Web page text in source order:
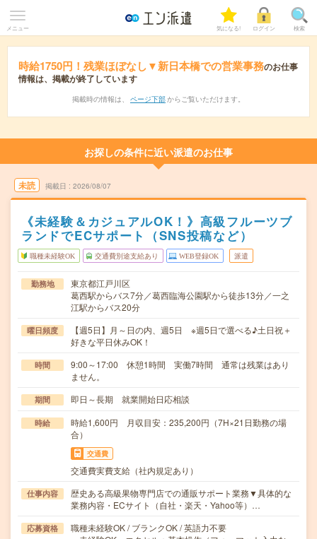
メニュー 気になる! ログイン 検索
時給1750円！残業ほぼなし▼新日本橋での営業事務のお仕事
情報は、掲載が終了しています
掲載時の情報は、 ページ下部 からご覧いただけます。
お探しの条件に近い派遣のお仕事
未読 掲載日 2026/08/07
《未経験＆カジュアルOK！》高級フルーツブ
ランドでECサポート（SNS投稿など）
職種未経験OK 交通費別途支給あり WEB登録OK 派遣
勤務地
東京都江戸川区
葛西駅からバス7分／葛西臨海公園駅から徒歩13分／一之
江駅からバス20分
曜日頻度
【週5日】月～日の内、週5日 ※週5日で選べる♪土日祝＋
好きな平日休みOK！
時間
9:00～17:00 休憩1時間 実働7時間 通常は残業はあり
ません。
期間 即日～長期 就業開始日応相談
時給
時給1,600円 月収目安：235,200円（7H×21日勤務の場
合）
交通費
交通費実費支給（社内規定あり）
仕事内容
歴史ある高級果物専門店での通販サポート業務▼具体的な
業務内容・ECサイト（自社・楽天・Yahoo等）…
応募資格
職種未経験OK / ブランクOK / 英語力不要